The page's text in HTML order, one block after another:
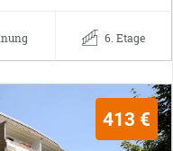
6. Etage
413 €